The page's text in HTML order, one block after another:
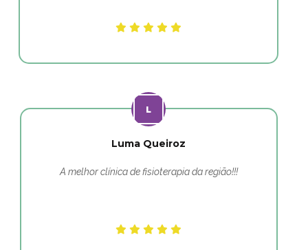
Luma Queiroz
A melhor clínica de fisioterapia da região!!!